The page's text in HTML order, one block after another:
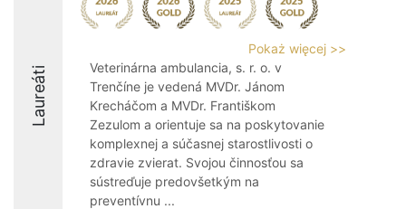
Laureáti
Pokaż więcej >>
Veterinárna ambulancia, s. r. o. v
Trenčíne je vedená MVDr. Jánom
Krecháčom a MVDr. Františkom
Zezulom a orientuje sa na poskytovanie
komplexnej a súčasnej starostlivosti o
zdravie zvierat. Svojou činnosťou sa
sústreďuje predovšetkým na
preventívnu ...